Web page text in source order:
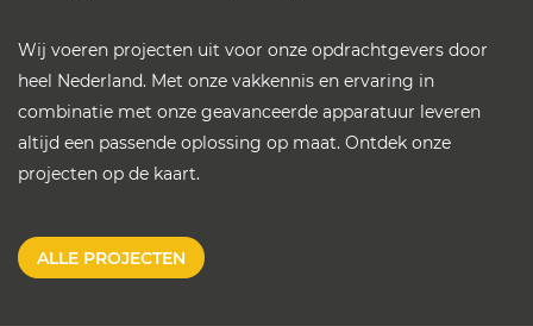
Wij voeren projecten uit voor onze opdrachtgevers door
heel Nederland. Met onze vakkennis en ervaring in
combinatie met onze geavanceerde apparatuur leveren
altijd een passende oplossing op maat. Ontdek onze
projecten op de kaart.
ALLE PROJECTEN